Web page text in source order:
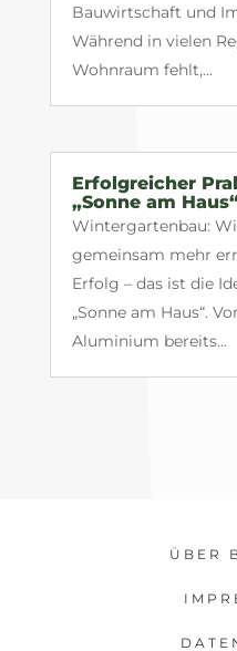
Bauwirtschaft und
Während in vielen
Wohnraum fehlt,...
Erfolgreicher
„Sonne am
Wintergartenbau:
gemeinsam mehr
Erfolg – das ist die
„Sonne am Haus“.
Aluminium bereits...
ÜBER